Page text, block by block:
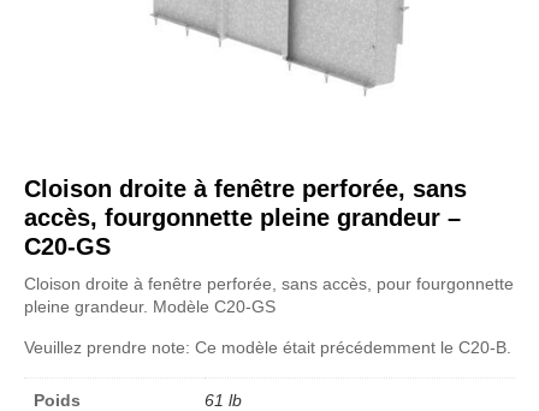
Cloison droite à fenêtre perforée, sans
accès, fourgonnette pleine grandeur –
C20-GS
Cloison droite à fenêtre perforée, sans accès, pour fourgonnette
pleine grandeur. Modèle C20-GS
Veuillez prendre note: Ce modèle était précédemment le C20-B.
Poids 61 lb